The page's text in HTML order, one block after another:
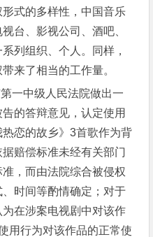
式的多样性，中国音乐
台、影视公司、酒吧、
列组织、个人。同样，
来了相当的工作量。
中级人民法院做出一
的答辩意见，认定使用
热恋的故乡》3首歌作为背
赔偿标准未经有关部门
，而由法院综合被侵权
时间等酌情确定；对于
为在涉案电视剧中对该作
用行为对该作品的正常使